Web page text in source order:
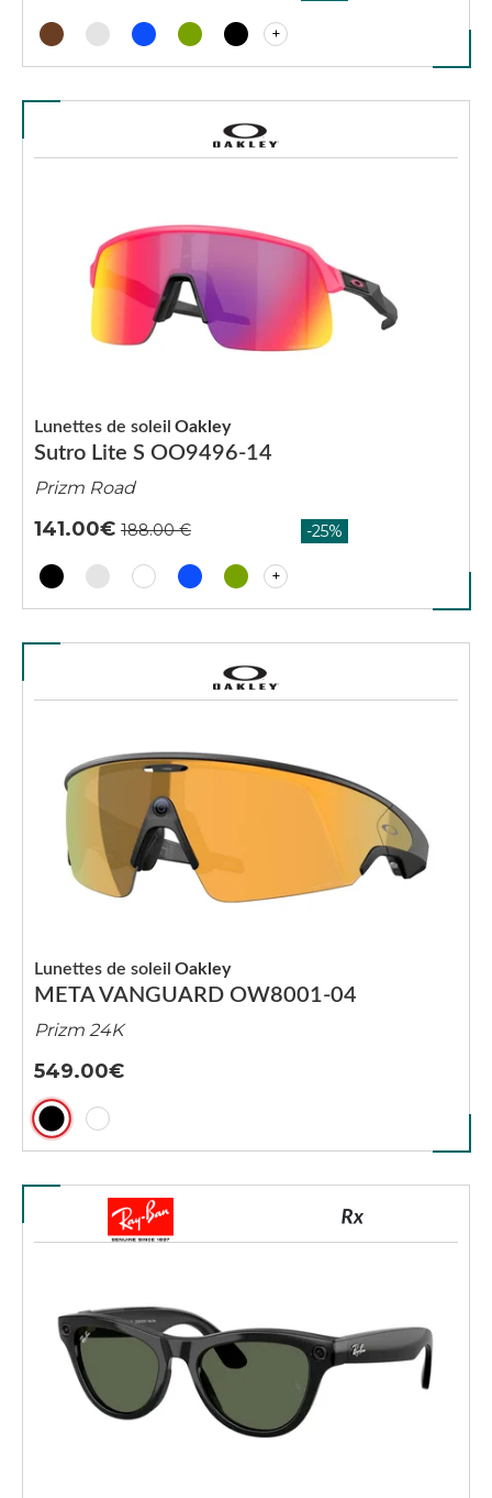
+
Sutro Lite S OO9496-14
Lunettes de soleil Oakley
Prizm Road
141.00
+
META VANGUARD OW8001-04
Lunettes de soleil Oakley
Prizm 24K
549.00